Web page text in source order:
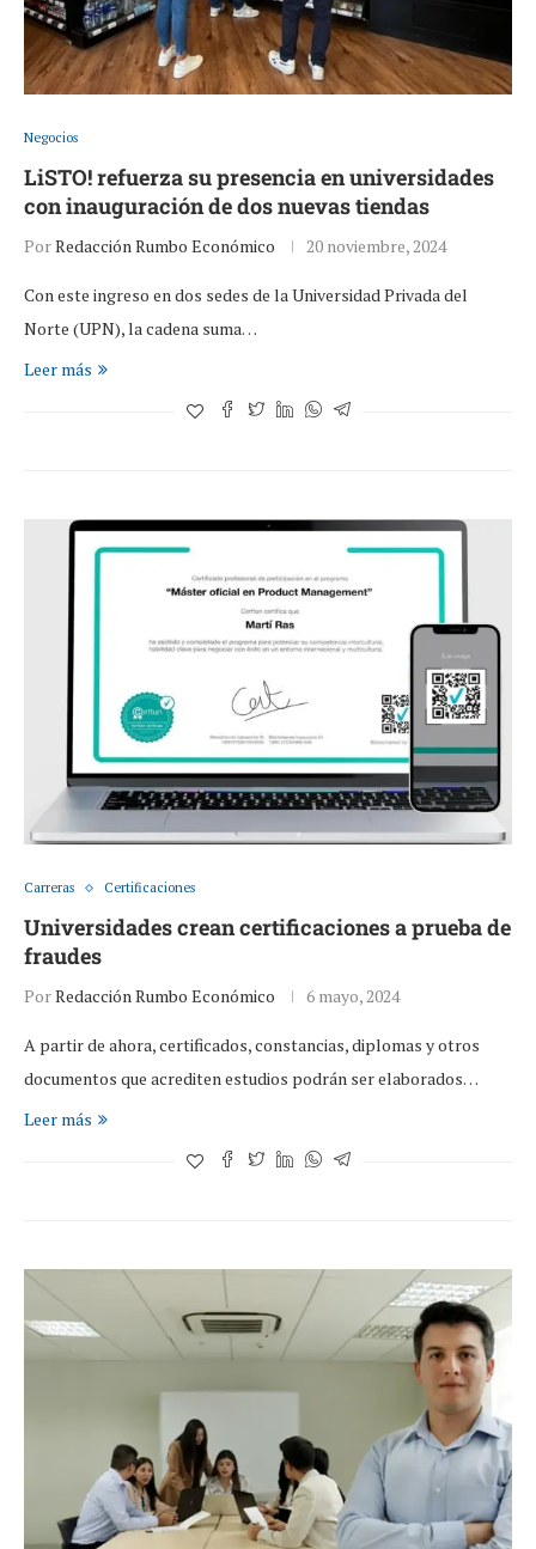
Negocios
LiSTO! refuerza su presencia en universidades
con inauguración de dos nuevas tiendas
PorRedacción Rumbo Económico 20 noviembre, 2024
Con este ingreso en dos sedes de la Universidad Privada del
Norte (UPN), la cadena suma…
Leer más
Carreras Certificaciones
Universidades crean certificaciones a prueba de
fraudes
PorRedacción Rumbo Económico 6 mayo, 2024
A partir de ahora, certificados, constancias, diplomas y otros
documentos que acrediten estudios podrán ser elaborados…
Leer más